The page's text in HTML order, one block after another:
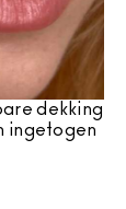
dekking
ingetogen